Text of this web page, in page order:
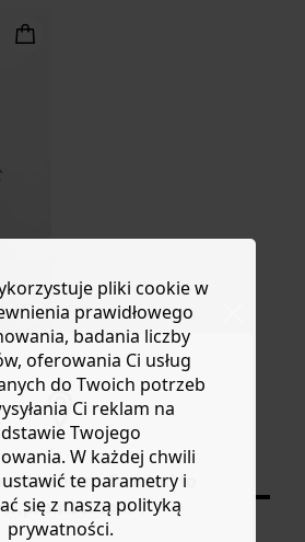
to be redirected to
?
produkty: 5/5
pliki cookie w
prawidłowego
badania liczby
oferowania Ci usług
do Twoich potrzeb
Ci reklam na
Twojego
W każdej chwili
te parametry i
się z naszą polityką
prywatności.